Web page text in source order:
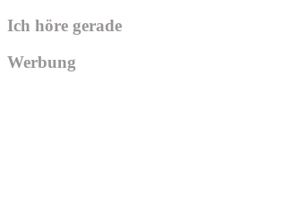
Ich höre gerade
Werbung